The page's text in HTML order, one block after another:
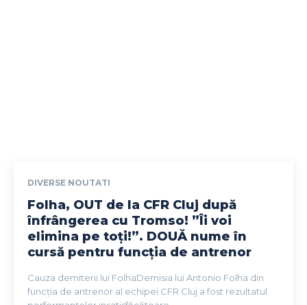
DIVERSE NOUTATI
Folha, OUT de la CFR Cluj după
înfrângerea cu Tromso! ”Îi voi
elimina pe toți!”. DOUĂ nume în
cursă pentru funcția de antrenor
Cauza demiterii lui FolhaDemisia lui Antonio Folha din
funcția de antrenor al echipei CFR Cluj a fost rezultatul